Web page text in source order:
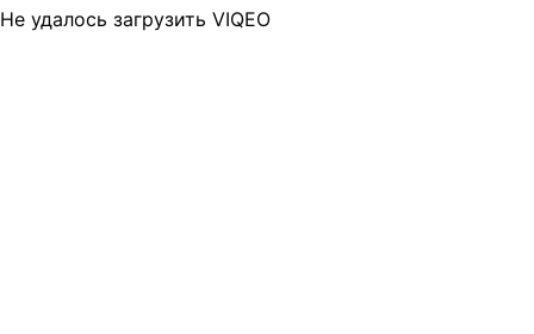
Не удалось загрузить VIQEO